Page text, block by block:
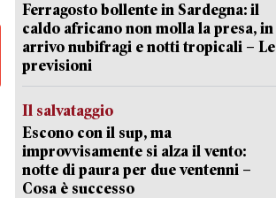
Ferragosto bollente in Sardegna: il
caldo africano non molla la presa, in
arrivo nubifragi e notti tropicali – Le
previsioni
Il salvataggio
Escono con il sup, ma
improvvisamente si alza il vento:
notte di paura per due ventenni –
Cosa è successo